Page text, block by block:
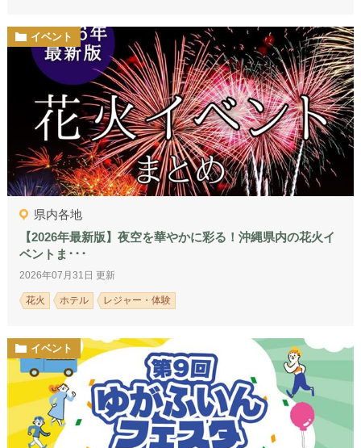
イベント
県内各地
【2026年最新版】夜空を華やかに彩る！沖縄県内の花火イ
ベントま･･･
2026年07月31日 更新
花火 ホテル レジャー・体験
イベント